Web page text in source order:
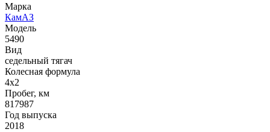
Марка
КамАЗ
Модель
5490
Вид
седельный тягач
Колесная формула
4x2
Пробег, км
817987
Год выпуска
2018